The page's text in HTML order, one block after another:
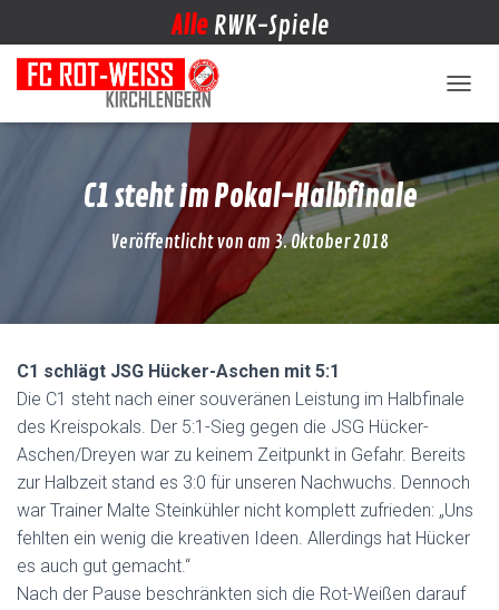
Alle RWK-Spiele
C1 steht im Pokal-Halbfinale
Veröffentlicht von am3. Oktober 2018
C1 schlägt JSG Hücker-Aschen mit 5:1
Die C1 steht nach einer souveränen Leistung im Halbfinale
des Kreispokals. Der 5:1-Sieg gegen die JSG Hücker-
Aschen/Dreyen war zu keinem Zeitpunkt in Gefahr. Bereits
zur Halbzeit stand es 3:0 für unseren Nachwuchs. Dennoch
war Trainer Malte Steinkühler nicht komplett zufrieden: „Uns
fehlten ein wenig die kreativen Ideen. Allerdings hat Hücker
es auch gut gemacht.“
Nach der Pause beschränkten sich die Rot-Weißen darauf